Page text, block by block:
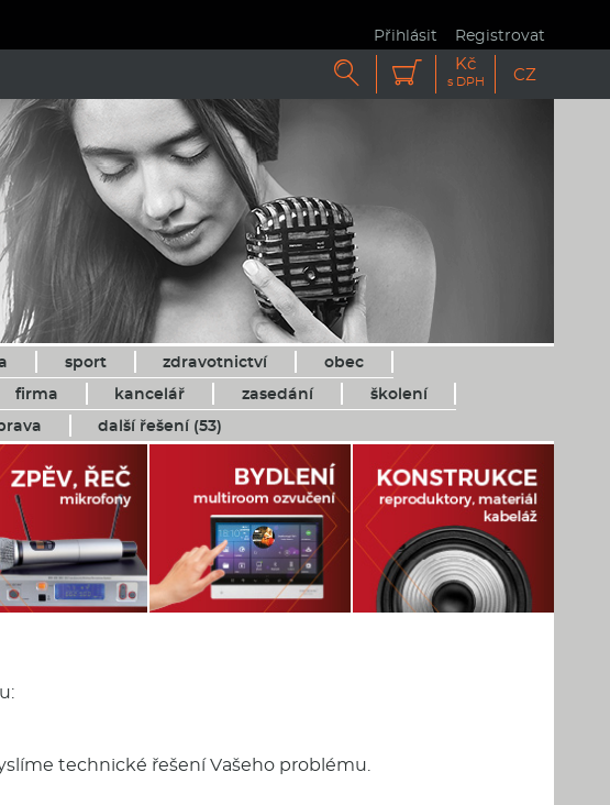
Přihlásit Registrovat
  Kč
s DPH CZ
sport zdravotnictví
obec
firma kancelář zasedání
školení
další řešení (53)
technické řešení Vašeho problému.